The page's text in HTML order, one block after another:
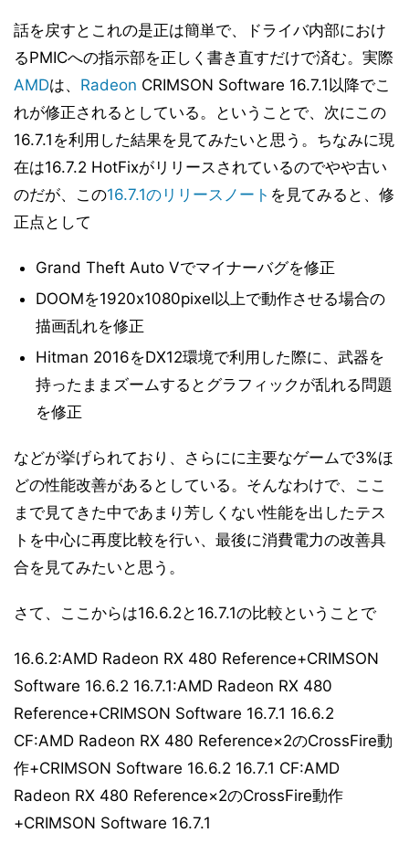
話を戻すとこれの是正は簡単で、ドライバ内部におけ
るPMICへの指示部を正しく書き直すだけで済む。実際
AMDは、 Radeon CRIMSON Software 16.7.1以降でこ
れが修正されるとしている。ということで、次にこの
16.7.1を利用した結果を見てみたいと思う。ちなみに現
在は16.7.2 HotFixがリリースされているのでやや古い
のだが、この16.7.1のリリースノート を見てみると、修
正点として
Grand Theft Auto Vでマイナーバグを修正
DOOMを1920x1080pixel以上で動作させる場合の
描画乱れを修正
Hitman 2016をDX12環境で利用した際に、武器を
持ったままズームするとグラフィックが乱れる問題
を修正
などが挙げられており、さらにに主要なゲームで3%ほ
どの性能改善があるとしている。そんなわけで、ここ
まで見てきた中であまり芳しくない性能を出したテス
トを中心に再度比較を行い、最後に消費電力の改善具
合を見てみたいと思う。
さて、ここからは16.6.2と16.7.1の比較ということで
16.6.2:AMD Radeon RX 480 Reference+CRIMSON
Software 16.6.2 16.7.1:AMD Radeon RX 480
Reference+CRIMSON Software 16.7.1 16.6.2
CF:AMD Radeon RX 480 Reference×2のCrossFire動
作+CRIMSON Software 16.6.2 16.7.1 CF:AMD
Radeon RX 480 Reference×2のCrossFire動作
+CRIMSON Software 16.7.1